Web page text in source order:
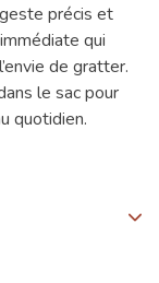
précis et
qui
de gratter.
le sac pour
quotidien.